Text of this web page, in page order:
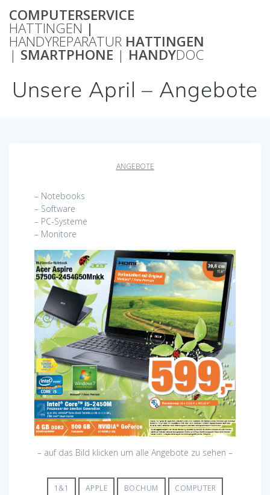
COMPUTERSERVICE
HATTINGEN |
HANDYREPARATUR HATTINGEN
| SMARTPHONE | HANDYDOC
Unsere April – Angebote
ANGEBOTE
– Notebooks
– Software
– PC-Systeme
– Monitore
– auf das Bild klicken um alle Angebote zu sehen –
1&1 APPLE BOCHUM COMPUTER